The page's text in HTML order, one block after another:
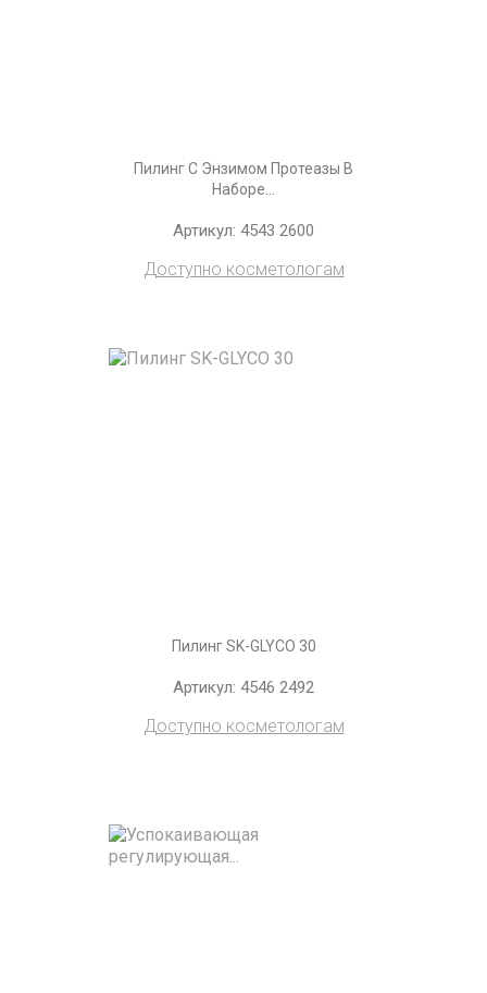
Пилинг С Энзимом Протеазы В
Наборе...
Артикул: 4543 2600
Доступно косметологам
Пилинг SK-GLYCO 30
Артикул: 4546 2492
Доступно косметологам